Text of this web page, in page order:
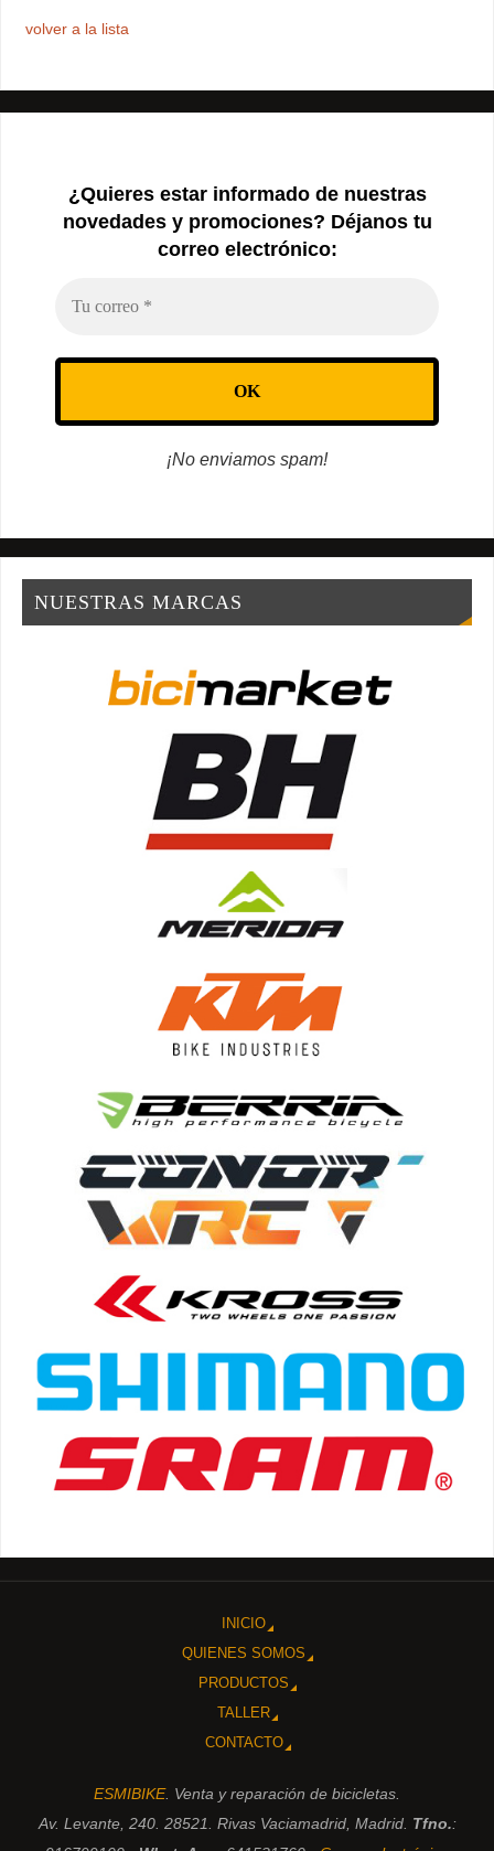
volver a la lista
¿Quieres estar informado de nuestras
novedades y promociones? Déjanos tu
correo electrónico:
¡No enviamos spam!
NUESTRAS MARCAS
INICIO
QUIENES SOMOS
PRODUCTOS
TALLER
CONTACTO
ESMIBIKE. Venta y reparación de bicicletas.
Av. Levante, 240. 28521. Rivas Vaciamadrid, Madrid. Tfno.: